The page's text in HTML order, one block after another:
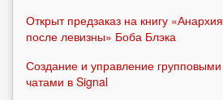
Открыт предзаказ на книгу «Анархия
после левизны» Боба Блэка
Создание и управление групповыми
чатами в Signal